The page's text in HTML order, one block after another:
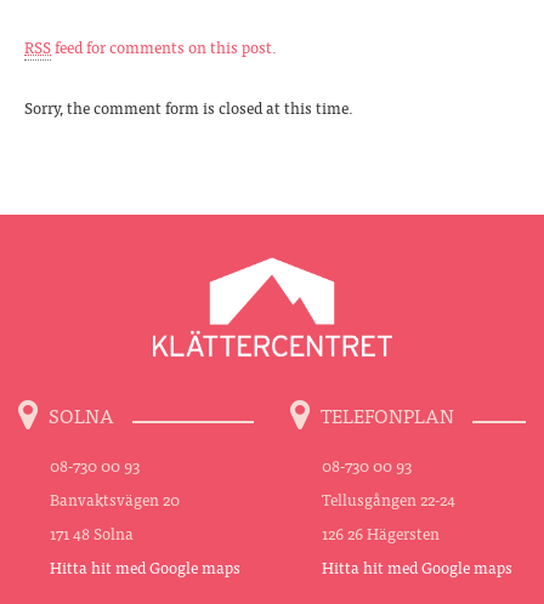
RSSfeed for comments on this post.
Sorry, the comment form is closed at this time.
SOLNA
08-730 00 93
Banvaktsvägen 20
171 48 Solna
Hitta hit med Google maps
TELEFONPLAN
08-730 00 93
Tellusgången 22-24
126 26 Hägersten
Hitta hit med Google maps